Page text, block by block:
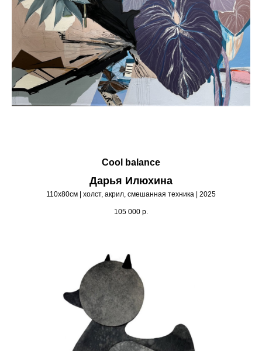
Cool balance
Дарья Илюхина
110х80см | холст, акрил, смешанная техника | 2025
105 000 р.